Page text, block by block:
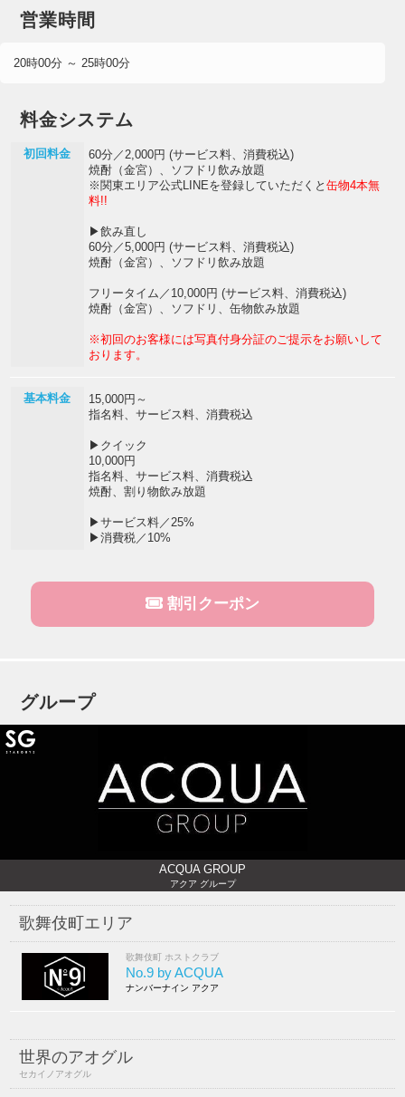
営業時間
20時00分 ～ 25時00分
料金システム
初回料金
60分／2,000円 (サービス料、消費税込)
焼酎（金宮）、ソフドリ飲み放題
※関東エリア公式LINEを登録していただくと 缶物4本無
料!!
▶飲み直し
60分／5,000円 (サービス料、消費税込)
焼酎（金宮）、ソフドリ飲み放題
フリータイム／10,000円 (サービス料、消費税込)
焼酎（金宮）、ソフドリ、缶物飲み放題
※初回のお客様には写真付身分証のご提示をお願いして
おります。
基本料金
15,000円～
指名料、サービス料、消費税込
▶クイック
10,000円
指名料、サービス料、消費税込
焼酎、割り物飲み放題
▶サービス料／25%
▶消費税／10%
割引クーポン
グループ
ACQUA GROUP
アクア グループ
歌舞伎町エリア
歌舞伎町 ホストクラブ
No.9 by ACQUA
ナンバーナイン アクア
世界のアオグル
セカイノアオグル